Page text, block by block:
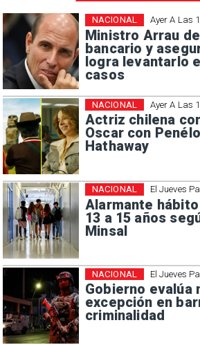
Ayer A Las
Ministro Arrau
bancario y
logra levantarlo
casos
NACIONAL
Ayer A Las
Actriz chilena
Oscar con
Hathaway
NACIONAL
El Jueves
Alarmante
13 a 15 años
Minsal
NACIONAL
El Jueves
Gobierno evalúa
excepción en
criminalidad
NACIONAL